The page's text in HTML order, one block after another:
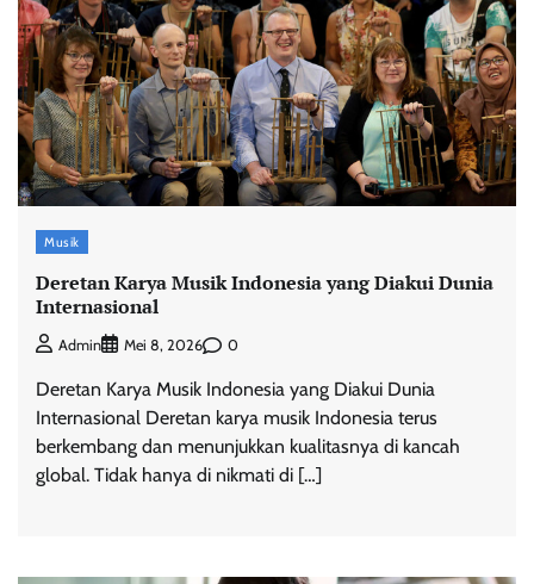
Musik
Deretan Karya Musik Indonesia yang Diakui Dunia
Internasional
Admin Mei 8, 2026 0
Deretan Karya Musik Indonesia yang Diakui Dunia
Internasional Deretan karya musik Indonesia terus
berkembang dan menunjukkan kualitasnya di kancah
global. Tidak hanya di nikmati di […]